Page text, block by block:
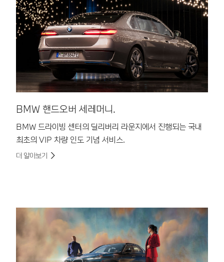
BMW 핸드오버 세레머니.
BMW 드라이빙 센터의 딜리버리 라운지에서 진행되는 국내
최초의 VIP 차량 인도 기념 서비스.
더 알아보기